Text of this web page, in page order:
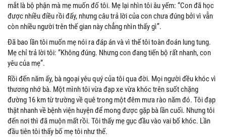
mắt là bộ phận mà mẹ muốn đố tôi. Mẹ lại nhìn tôi âu yếm: “Con đã học
được nhiều điều rồi đấy, nhưng câu trả lời của con chưa đúng bởi vì vẫn
còn nhiều người trên thế gian này chẳng nhìn thấy gì”.
Đã bao lần tôi muốn mẹ nói ra đáp án và vì thế tôi toàn đoán lung tung.
Mẹ chỉ trả lời tôi: “Không đúng. Nhưng con đang tiến bộ rất nhanh, con
yêu của mẹ”.
Rồi đến năm ấy, bà ngoại yêu quý của tôi qua đời. Mọi người đều khóc vì
thương nhớ bà. Một mình tôi vừa đạp xe vừa khóc trên suốt chặng
đường 16 km từ trường về quê trong một đêm mưa rào năm đó. Tôi đạp
thật nhanh về bệnh viện huyện để mong được gặp bà lần cuối. Nhưng tôi
đến nơi thì đã muộn mất rồi. Tôi thấy mẹ gục đầu vào vai bố khóc. Lần
đầu tiên tôi thấy bố mẹ tôi như thế.